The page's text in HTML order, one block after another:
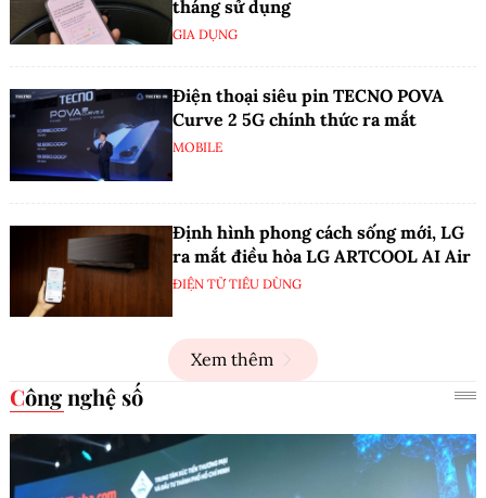
tháng sử dụng
GIA DỤNG
Điện thoại siêu pin TECNO POVA
Curve 2 5G chính thức ra mắt
MOBILE
Định hình phong cách sống mới, LG
ra mắt điều hòa LG ARTCOOL AI Air
ĐIỆN TỬ TIÊU DÙNG
Xem thêm
Công nghệ số